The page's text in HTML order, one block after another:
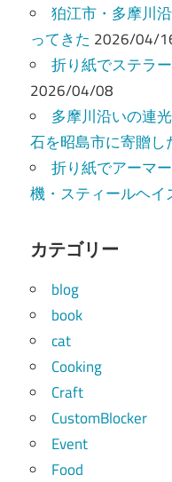
狛江市・多摩川
ってきた 2026/04/
折り紙でステラ
2026/04/08
多摩川沿いの連
石を昭島市に寄贈し
折り紙でアーマ
機・スティールヘイ
カテゴリー
blog
book
cat
Cooking
Craft
CustomBlocker
Event
Food